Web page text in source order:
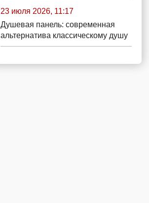
23 июля 2026, 11:17
Душевая панель: современная
альтернатива классическому душу